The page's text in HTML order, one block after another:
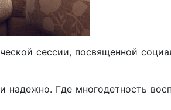
сессии, посвященной
Где многодетность